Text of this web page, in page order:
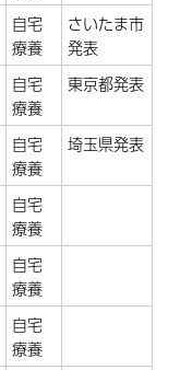
自宅
療養
さいたま市
発表
自宅
療養
東京都発表
自宅
療養
埼玉県発表
自宅
療養
自宅
療養
自宅
療養